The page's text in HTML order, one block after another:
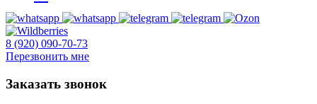
8 (920) 090-70-73
Перезвонить мне
Заказать звонок